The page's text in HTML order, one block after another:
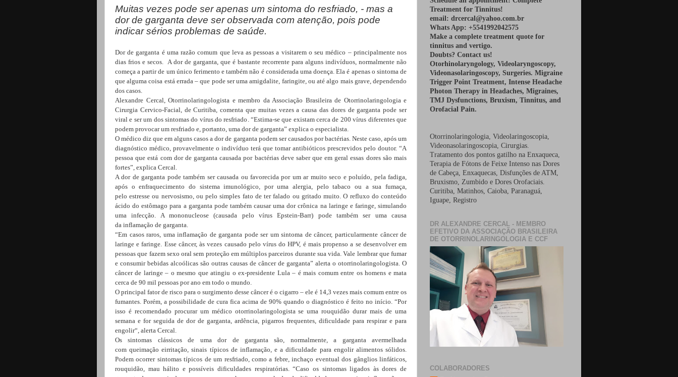
Muitas vezes pode ser apenas um sintoma do resfriado, - mas a
dor de garganta deve ser observada com atenção, pois pode
indicar sérios problemas de saúde.
Dor de garganta é uma razão comum que leva as pessoas a visitarem o seu médico – principalmente nos
dias frios e secos. A dor de garganta, que é bastante recorrente para alguns indivíduos, normalmente não
começa a partir de um único ferimento e também não é considerada uma doença. Ela é apenas o sintoma de
que alguma coisa está errada – que pode ser uma amigdalite, faringite, ou até algo mais grave, dependendo
dos casos.
Alexandre Cercal, Otorrinolaringologista e membro da Associação Brasileira de Otorrinolaringologia e
Cirurgia Cervico-Facial, de Curitiba, comenta que muitas vezes a causa das dores de garganta pode ser
viral e ser um dos sintomas do vírus do resfriado. “Estima-se que existam cerca de 200 vírus diferentes que
podem provocar um resfriado e, portanto, uma dor de garganta” explica o especialista.
O médico diz que em alguns casos a dor de garganta podem ser causados por bactérias. Neste caso, após um
diagnóstico médico, provavelmente o indivíduo terá que tomar antibióticos prescrevidos pelo doutor. “A
pessoa que está com dor de garganta causada por bactérias deve saber que em geral essas dores são mais
fortes”, explica Cercal.
A dor de garganta pode também ser causada ou favorecida por um ar muito seco e poluído, pela fadiga,
após o enfraquecimento do sistema imunológico, por uma alergia, pelo tabaco ou a sua fumaça,
pelo estresse ou nervosismo, ou pelo simples fato de ter falado ou gritado muito. O refluxo do conteúdo
ácido do estômago para a garganta pode também causar uma dor crônica na laringe e faringe, simulando
uma infecção. A mononucleose (causada pelo vírus Epstein-Barr) pode também ser uma causa
da inflamação de garganta.
“Em casos raros, uma inflamação de garganta pode ser um sintoma de câncer, particularmente câncer de
laringe e faringe. Esse câncer, às vezes causado pelo vírus do HPV, é mais propenso a se desenvolver em
pessoas que fazem sexo oral sem proteção em múltiplos parceiros durante sua vida. Vale lembrar que fumar
e consumir bebidas alcoólicas são outras causas de câncer de garganta” alerta o otorrinolaringologista. O
câncer de laringe – o mesmo que atingiu o ex-presidente Lula – é mais comum entre os homens e mata
cerca de 90 mil pessoas por ano em todo o mundo.
O principal fator de risco para o surgimento desse câncer é o cigarro – ele é 14,3 vezes mais comum entre os
fumantes. Porém, a possibilidade de cura fica acima de 90% quando o diagnóstico é feito no início. “Por
isso é recomendado procurar um médico otorrinolaringologista se uma rouquidão durar mais de uma
semana e for seguida de dor de garganta, ardência, pigarros frequentes, dificuldade para respirar e para
engolir“, alerta Cercal.
Os sintomas clássicos de uma dor de garganta são, normalmente, a garganta avermelhada
com queimação eirritação,sinais típicos de inflamação, e a dificuldade para engolir alimentos sólidos.
Podem ocorrer sintomas típicos de um resfriado, como a febre, inchaço eventual dos gânglios linfáticos,
rouquidão, mau hálito e possíveis dificuldades respiratórias. “Caso os sintomas ligados às dores de
Treatment for Tinnitus!
email: drcercal@yahoo.com.br
Whats App: +5541992042575
Make a complete treatment quote for
tinnitus and vertigo.
Doubts? Contact us!
Otorhinolaryngology, Videolaryngoscopy,
Videonasolaringoscopy, Surgeries. Migraine
Trigger Point Treatment, Intense Headache
Photon Therapy in Headaches, Migraines,
TMJ Dysfunctions, Bruxism, Tinnitus, and
Orofacial Pain.
Otorrinolaringologia, Videolaringoscopia,
Videonasolaringoscopia, Cirurgias.
Tratamento dos pontos gatilho na Enxaqueca,
Terapia de Fótons de Feixe Intenso nas Dores
de Cabeça, Enxaquecas, Disfunções de ATM,
Bruxismo, Zumbido e Dores Orofaciais.
Curitiba, Matinhos, Caioba, Paranaguá,
Iguape, Registro
DR ALEXANDRE CERCAL - MEMBRO
EFETIVO DA ASSOCIAÇÃO BRASILEIRA
DE OTORRINOLARINGOLOGIA E CCF
COLABORADORES